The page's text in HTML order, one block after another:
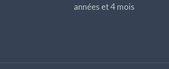
années et 4 mois